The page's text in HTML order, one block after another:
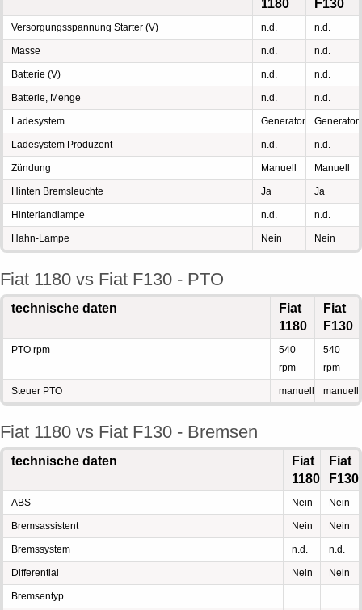
1180 F130
Versorgungsspannung Starter (V) n.d. n.d.
Masse n.d. n.d.
Batterie (V) n.d. n.d.
Batterie, Menge n.d. n.d.
Ladesystem Generator Generator
Ladesystem Produzent n.d. n.d.
Zündung Manuell Manuell
Hinten Bremsleuchte Ja Ja
Hinterlandlampe n.d. n.d.
Hahn-Lampe Nein Nein
Fiat 1180 vs Fiat F130 - PTO
technische daten
Fiat
1180
Fiat
F130
PTO rpm
540
rpm
540
rpm
Steuer PTO manuell manuell
Fiat 1180 vs Fiat F130 - Bremsen
technische daten
Fiat
1180
Fiat
F130
ABS Nein Nein
Bremsassistent Nein Nein
Bremssystem n.d. n.d.
Differential Nein Nein
Bremsentyp